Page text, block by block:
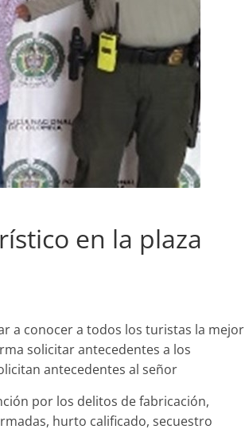
en la plaza
a conocer a todos los turistas la mejor
solicitar antecedentes a los
antecedentes al señor
por los delitos de fabricación,
hurto calificado, secuestro